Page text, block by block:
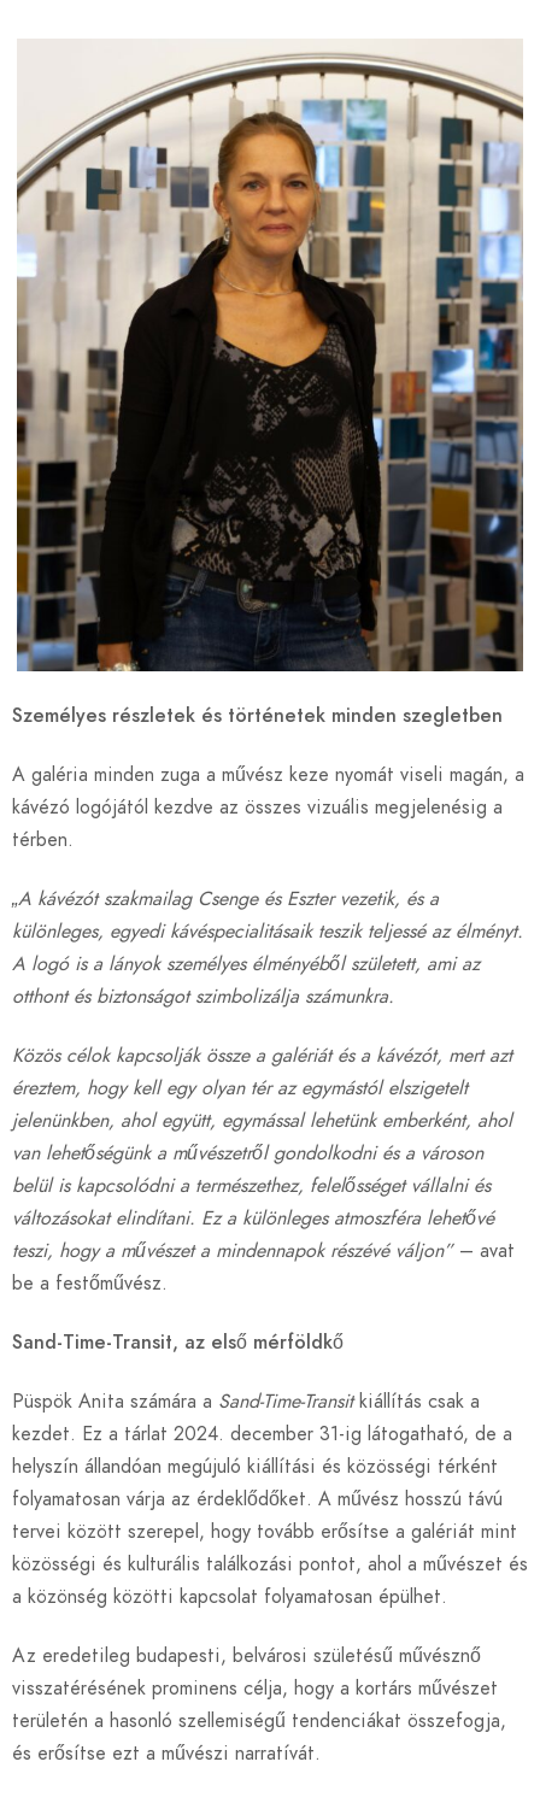
Személyes részletek és történetek minden szegletben
A galéria minden zuga a művész keze nyomát viseli magán, a
kávézó logójától kezdve az összes vizuális megjelenésig a
térben.
„A kávézót szakmailag Csenge és Eszter vezetik, és a
különleges, egyedi kávéspecialitásaik teszik teljessé az élményt.
A logó is a lányok személyes élményéből született, ami az
otthont és biztonságot szimbolizálja számunkra.
Közös célok kapcsolják össze a galériát és a kávézót, mert azt
éreztem, hogy kell egy olyan tér az egymástól elszigetelt
jelenünkben, ahol együtt, egymással lehetünk emberként, ahol
van lehetőségünk a művészetről gondolkodni és a városon
belül is kapcsolódni a természethez, felelősséget vállalni és
változásokat elindítani. Ez a különleges atmoszféra lehetővé
teszi, hogy a művészet a mindennapok részévé váljon” – avat
be a festőművész.
Sand-Time-Transit, az első mérföldkő
Püspök Anita számára a Sand-Time-Transitkiállítás csak a
kezdet. Ez a tárlat 2024. december 31-ig látogatható, de a
helyszín állandóan megújuló kiállítási és közösségi térként
folyamatosan várja az érdeklődőket. A művész hosszú távú
tervei között szerepel, hogy tovább erősítse a galériát mint
közösségi és kulturális találkozási pontot, ahol a művészet és
a közönség közötti kapcsolat folyamatosan épülhet.
Az eredetileg budapesti, belvárosi születésű művésznő
visszatérésének prominens célja, hogy a kortárs művészet
területén a hasonló szellemiségű tendenciákat összefogja,
és erősítse ezt a művészi narratívát.